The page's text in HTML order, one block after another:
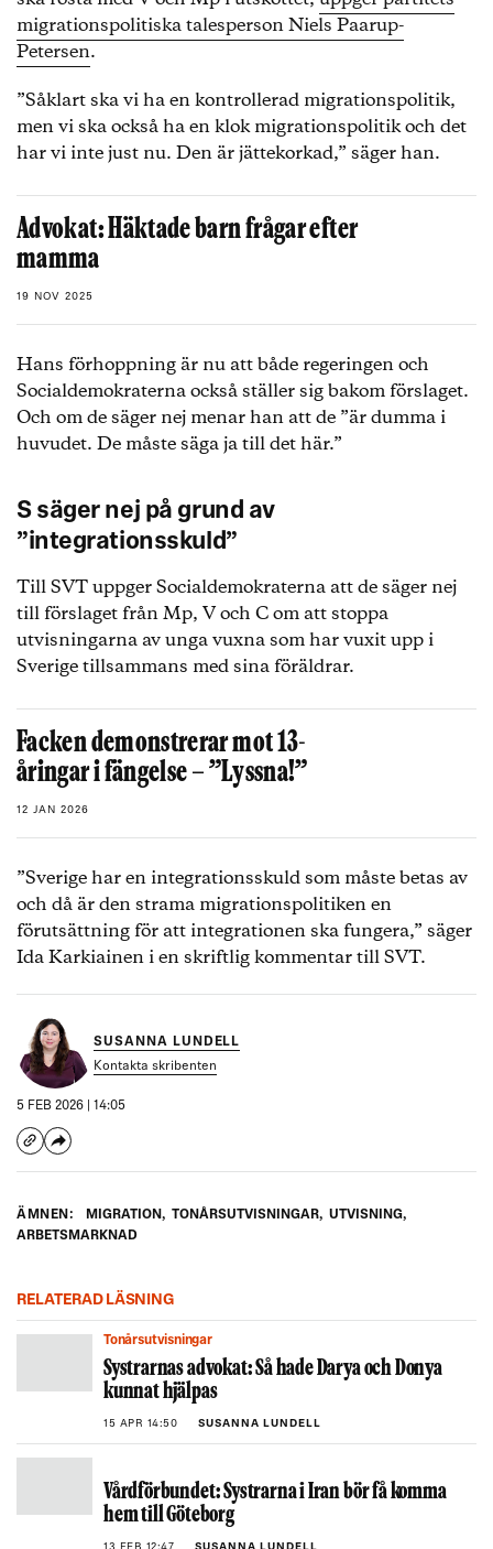
migrationspolitiska talesperson Niels Paarup-
Petersen.
”Såklart ska vi ha en kontrollerad migrationspolitik,
men vi ska också ha en klok migrationspolitik och det
har vi inte just nu. Den är jättekorkad,” säger han.
Advokat: Häktade barn frågar efter
mamma
19 NOV 2025
Hans förhoppning är nu att både regeringen och
Socialdemokraterna också ställer sig bakom förslaget.
Och om de säger nej menar han att de ”är dumma i
huvudet. De måste säga ja till det här.”
S säger nej på grund av
”integrationsskuld”
Till SVT uppger Socialdemokraterna att de säger nej
till förslaget från Mp, V och C om att stoppa
utvisningarna av unga vuxna som har vuxit upp i
Sverige tillsammans med sina föräldrar.
Facken demonstrerar mot 13-
åringar i fängelse – ”Lyssna!”
12 JAN 2026
”Sverige har en integrationsskuld som måste betas av
och då är den strama migrationspolitiken en
förutsättning för att integrationen ska fungera,” säger
Ida Karkiainen i en skriftlig kommentar till SVT.
SUSANNA LUNDELL
Kontakta skribenten
5 FEB 2026 | 14:05
ÄMNEN: MIGRATION, TONÅRSUTVISNINGAR, UTVISNING,
ARBETSMARKNAD
RELATERAD LÄSNING
Tonårsutvisningar
Systrarnas advokat: Så hade Darya och Donya
kunnat hjälpas
15 APR 14:50 SUSANNA LUNDELL
Vårdförbundet: Systrarna i Iran bör få komma
hem till Göteborg